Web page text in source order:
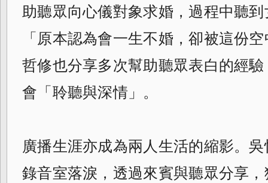
助聽眾向心儀對象求婚，過程中聽
「原本認為會一生不婚，卻被這份
哲修也分享多次幫助聽眾表白的經
會「聆聽與深情」。
廣播生涯亦成為兩人生活的縮影。
錄音室落淚，透過來賓與聽眾分享